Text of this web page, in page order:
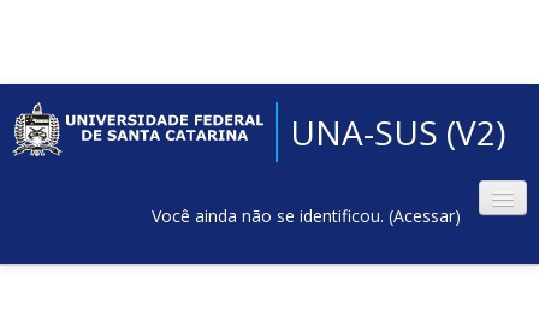
UNA-SUS (V2)
Você ainda não se identificou. (Acessar)